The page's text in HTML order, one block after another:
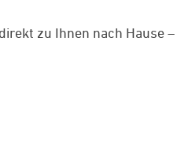
zu Ihnen nach Hause